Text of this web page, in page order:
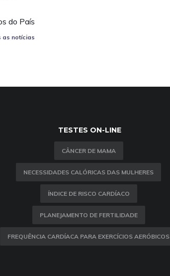
do País
as notícias
TESTES ON-LINE
CÂNCER DE MAMA
NECESSIDADES CALÓRICAS DAS MULHERES
ÍNDICE DE RISCO CARDÍACO
PLANEJAMENTO DE FERTILIDADE
FREQUÊNCIA CARDÍACA PARA EXERCÍCIOS AERÓBICOS